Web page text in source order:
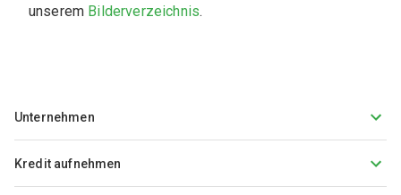
unserem Bilderverzeichnis.
Unternehmen
Kredit aufnehmen